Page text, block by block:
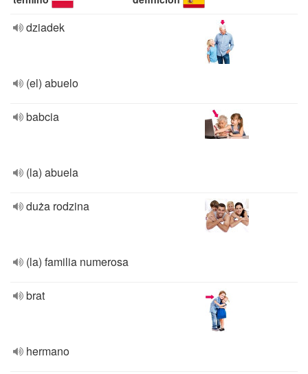
dziadek
(el) abuelo
babcia
(la) abuela
duża rodzina
(la) familia numerosa
brat
hermano